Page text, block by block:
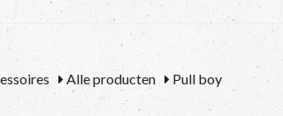
Alle producten Pull boy